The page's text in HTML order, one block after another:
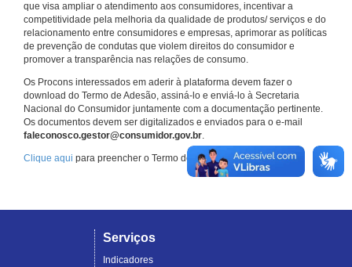
que visa ampliar o atendimento aos consumidores, incentivar a
competitividade pela melhoria da qualidade de produtos/ serviços e do
relacionamento entre consumidores e empresas, aprimorar as políticas
de prevenção de condutas que violem direitos do consumidor e
promover a transparência nas relações de consumo.
Os Procons interessados em aderir à plataforma devem fazer o
download do Termo de Adesão, assiná-lo e enviá-lo à Secretaria
Nacional do Consumidor juntamente com a documentação pertinente.
Os documentos devem ser digitalizados e enviados para o e-mail
faleconosco.gestor@consumidor.gov.br.
Clique aqui para preencher o Termo de Adesão.
Serviços
Indicadores